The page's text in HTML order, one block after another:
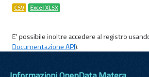
CSV Excel XLSX
E' possibile inoltre accedere al registro
Documentazione API).